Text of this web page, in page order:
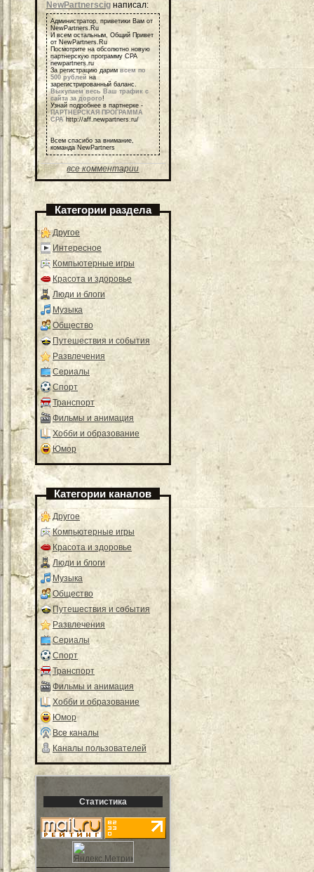
NewPartnerscig написал:
Администратор, приветики Вам от
NewPartners.Ru
И всем остальным, Общий Привет
от NewPartners.Ru
Посмотрите на обсолютно новую
партнерскую программу СРА
newpartners.ru
За регистрацию даримвсем по
500 рублей на
зарегистрированный баланс.
Выкупаем весь Ваш трафик с
сайта за дорого!
Узнай подробнее в партнерке -
ПАРТНЕРСКАЯ ПРОГРАММА
СРАhttp://aff.newpartners.ru/
Всем спасибо за внимание,
команда NewPartners
все комментарии
Категории раздела
Другое
Интересное
Компьютерные игры
Красота и здоровье
Люди и блоги
Музыка
Общество
Путешествия и события
Развлечения
Сериалы
Спорт
Транспорт
Фильмы и анимация
Хобби и образование
Юмор
Категории каналов
Другое
Компьютерные игры
Красота и здоровье
Люди и блоги
Музыка
Общество
Путешествия и события
Развлечения
Сериалы
Спорт
Транспорт
Фильмы и анимация
Хобби и образование
Юмор
Все каналы
Каналы пользователей
Статистика